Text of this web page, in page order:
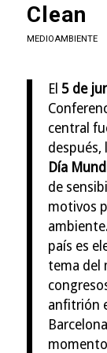
Clean
MEDIOAMBIENTE
El 5 de
central
después,
Día
de
motivos
país es
tema del
anfitrión